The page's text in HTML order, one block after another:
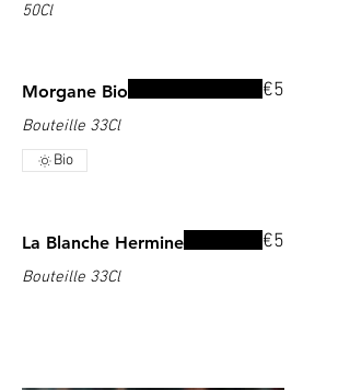
50Cl
Morgane Bio
Bouteille 33Cl
€5
Bio
La Blanche Hermine
Bouteille 33Cl
€5